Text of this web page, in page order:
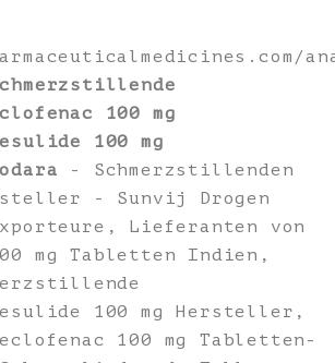
100 mg
100 mg
- Schmerzstillenden
- Sunvij Drogen
Lieferanten von
mg Tabletten Indien,
100 mg Hersteller,
100 mg Tabletten-